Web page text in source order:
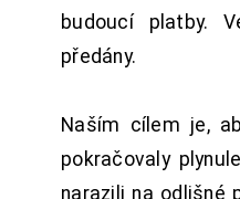
budoucí platby.
předány.
Naším cílem je,
pokračovaly
narazili na odlišné